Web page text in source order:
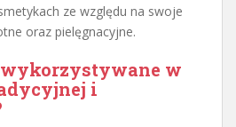
ze względu na swoje
oraz pielęgnacyjne.
w
i